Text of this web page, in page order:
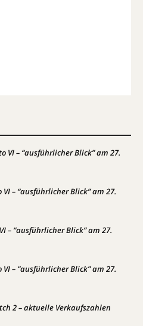
VI – “ausführlicher Blick” am 27.
– “ausführlicher Blick” am 27.
– “ausführlicher Blick” am 27.
– “ausführlicher Blick” am 27.
2 – aktuelle Verkaufszahlen